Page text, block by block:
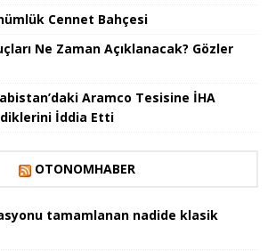
Cennet Bahçesi
Ne Zaman Açıklanacak? Gözler
Aramco Tesisine İHA
İddia Etti
OTONOMHABER
tamamlanan nadide klasik